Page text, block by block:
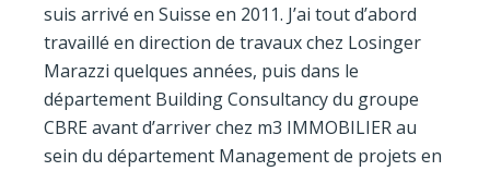
suis arrivé en Suisse en 2011. J’ai tout d’abord
travaillé en direction de travaux chez Losinger
Marazzi quelques années, puis dans le
département Building Consultancy du groupe
CBRE avant d’arriver chez m3 IMMOBILIER au
sein du département Management de projets en